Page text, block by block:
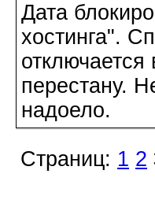
Дата
хостинга".
перестану.
надоело.
Страниц: 1 2